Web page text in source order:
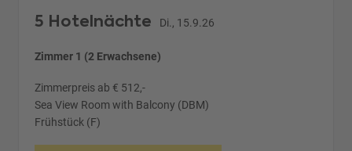
5 Hotelnächte Di., 15.9.26
Zimmer 1 (2 Erwachsene)
Zimmerpreis ab € 512,-
Sea View Room with Balcony (DBM)
Frühstück (F)